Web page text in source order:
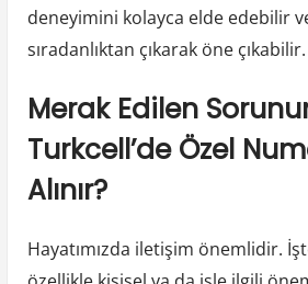
deneyimini kolayca elde edebilir
sıradanlıktan çıkarak öne çıkabilir.
Merak Edilen
Turkcell’de Özel
Alınır?
Hayatımızda iletişim önemlidir.